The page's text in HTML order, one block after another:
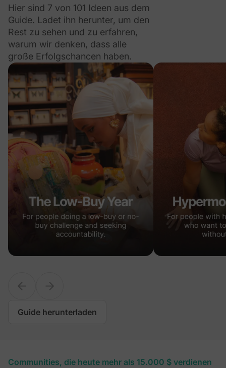
Hier sind 7 von 101 Ideen aus dem
Guide. Ladet ihn herunter, um den
Rest zu sehen und zu erfahren,
warum wir denken, dass alle
große Erfolgschancen haben.
Guide herunterladen
Communities, die heute mehr als 15.000 $ verdienen